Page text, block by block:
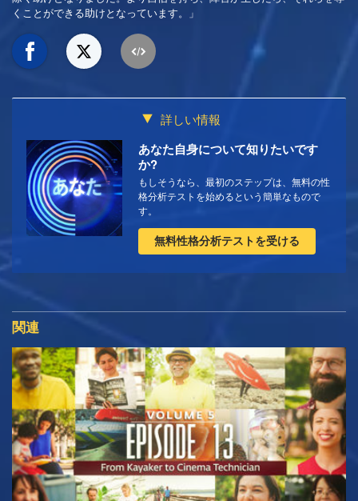
くことができる助けとなっています。」
詳しい情報
あなた自身について知りたいです
か?
もしそうなら、最初のステップは、無料の性
格分析テストを始めるという簡単なもので
す。
無料性格分析テストを受ける
関連